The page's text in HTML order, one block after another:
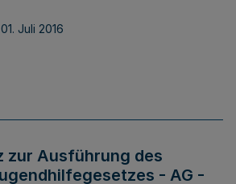
Juli 2016
zur Ausführung des
- AG -